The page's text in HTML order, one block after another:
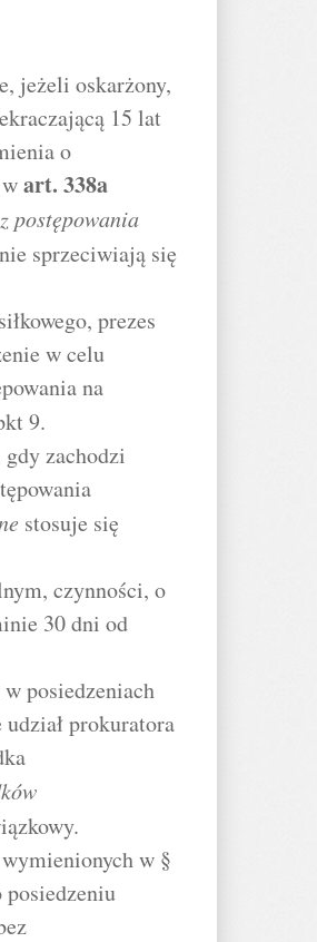
jeżeli oskarżony,
15 lat
o
art. 338a
postępowania
sprzeciwiają się
prezes
w celu
na
9.
gdy zachodzi
stosuje się
czynności, o
30 dni od
posiedzeniach
prokuratora
w §